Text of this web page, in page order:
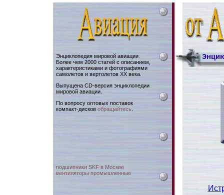
Энциклопедия мировой авиации.
Более чем 2000 статей с описанием,
характеристиками и фотографиями
самолетов и вертолетов XX века.
Выпущена CD-версия энциклопедии
мировой авиации.
По вопросу оптовых поставок
компакт-дисков обращайтесь
подшипники SKF в Москве
вентиляторы промышленные